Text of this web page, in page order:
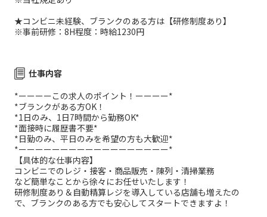
★コンビニ未経験、ブランクのある方は【研修制度あり】
※事前研修：8H程度：時給1230円
仕事内容
*ーーーーこの求人のポイント！ーーーー*
*ブランクがある方OK！
*1日のみ、1日7時間から勤務OK*
*面接時に履歴書不要*
*日勤のみ、平日のみを希望の方も大歓迎*
*ーーーーーーーーーーーーーーーーーー*
【具体的な仕事内容】
コンビニでのレジ・接客・商品販売・陳列・清掃業務
など簡単なことから徐々にお任せいたします！
研修制度あり＆自動精算レジを導入している店舗も増えたの
で、ブランクのある方でも安心してスタートできますよ！